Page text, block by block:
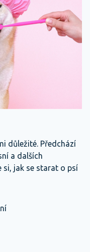
důležité. Předchází
a dalších
si, jak se starat o psí